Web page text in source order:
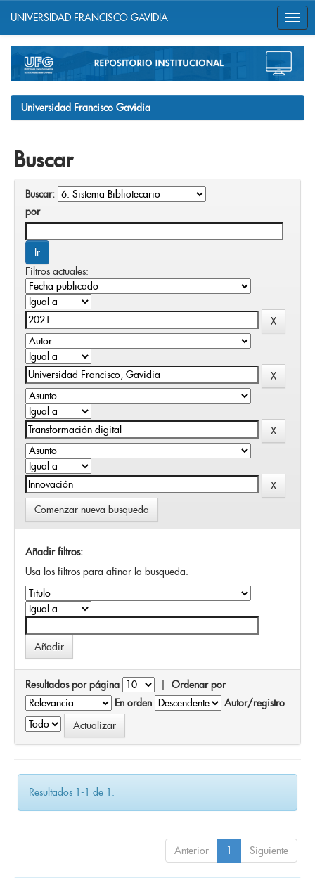
navigation
UNIVERSIDAD FRANCISCO GAVIDIA
Universidad Francisco Gavidia
Buscar
Buscar:
por
Filtros actuales:
Comenzar nueva busqueda
Añadir filtros:
Usa los filtros para afinar la busqueda.
Resultados por página | Ordenar por
En orden
Autor/registro
Resultados 1-1 de 1.
Anterior 1 Siguiente